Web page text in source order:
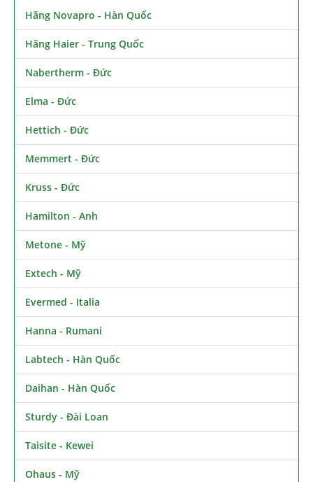
Hãng Novapro - Hàn Quốc
Hãng Haier - Trung Quốc
Nabertherm - Đức
Elma - Đức
Hettich - Đức
Memmert - Đức
Kruss - Đức
Hamilton - Anh
Metone - Mỹ
Extech - Mỹ
Evermed - Italia
Hanna - Rumani
Labtech - Hàn Quốc
Daihan - Hàn Quốc
Sturdy - Đài Loan
Taisite - Kewei
Ohaus - Mỹ